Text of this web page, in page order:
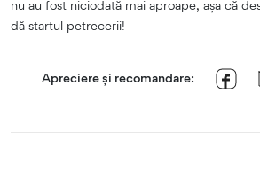
nu au fost niciodată mai aproape, așa că
dă startul petrecerii!
Apreciere și recomandare: